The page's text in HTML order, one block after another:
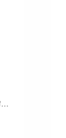
Crème Solaire Hydratant pour le corps et les mains SPF50+